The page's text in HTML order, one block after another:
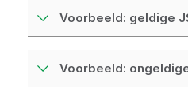
Voorbeeld: geldige
Voorbeeld: